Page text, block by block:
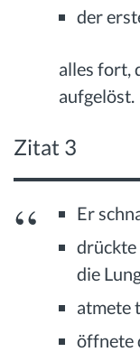
der
alles fort,
aufgelöst.
Zitat 3
Er
drückte
die
atmete
öffnete